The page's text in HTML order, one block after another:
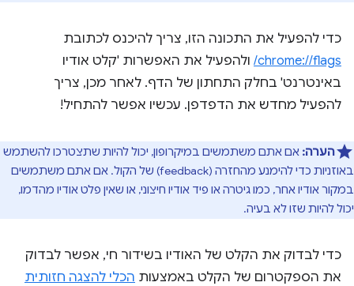
כדי להפעיל את התכונה הזו, צריך להיכנס לכתובת
chrome://flags/ ולהפעיל את האפשרות 'קלט אודיו
באינטרנט' בחלק התחתון של הדף. לאחר מכן, צריך
להפעיל מחדש את הדפדפן. עכשיו אפשר להתחיל!
הערה: אם אתם משתמשים במיקרופון, יכול להיות שתצטרכו להשתמש
באוזניות כדי להימנע מהחזרה (feedback) של הקול. אם אתם משתמשים
במקור אודיו אחר, כמו גיטרה או פיד אודיו חיצוני, או שאין פלט אודיו מהדמו,
יכול להיות שזו לא בעיה.
כדי לבדוק את הקלט של האודיו בשידור חי, אפשר לבדוק
את הספקטרום של הקלט באמצעות הכלי להצגה חזותית